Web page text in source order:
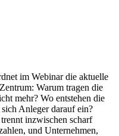
im Webinar die aktuelle
Warum tragen die
mehr? Wo entstehen die
Anleger darauf ein?
inzwischen scharf
und Unternehmen,